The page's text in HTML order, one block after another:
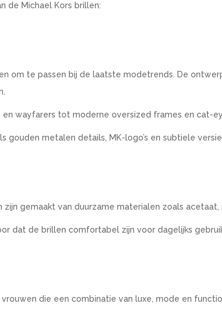
de Michael Kors brillen:
om te passen bij de laatste modetrends. De
en wayfarers tot moderne oversized frames en cat-
gouden metalen details, MK-logo’s en subtiele
gemaakt van duurzame materialen zoals acetaat,
dat de brillen comfortabel zijn voor dagelijks
vrouwen die een combinatie van luxe, mode en